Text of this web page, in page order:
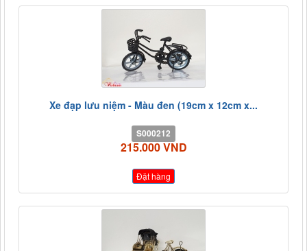
Xe đạp lưu niệm - Màu đen (19cm x 12cm x...
S000212
215.000 VND
Đặt hàng